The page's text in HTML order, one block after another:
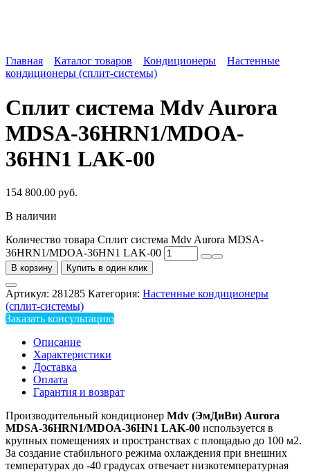
Главная Каталог товаров Кондиционеры
Настенные
кондиционеры (сплит-системы)
Cплит система Mdv Aurora
MDSA-36HRN1/MDOA-
36HN1 LAK-00
154 800.00 руб.
В наличии
Количество товара Cплит система Mdv Aurora MDSA-
36HRN1/MDOA-36HN1 LAK-00
В корзину Купить в один клик
Артикул: 281285 Категория: Настенные кондиционеры
(сплит-системы)
Заказать консультацию
Описание
Характеристики
Доставка
Оплата
Гарантия и возврат
Производительный кондиционер Mdv (ЭмДиВи) Aurora
MDSA-36HRN1/MDOA-36HN1 LAK-00 используется в
крупных помещениях и пространствах с площадью до 100 м2.
За создание стабильного режима охлаждения при внешних
температурах до -40 градусах отвечает низкотемпературная